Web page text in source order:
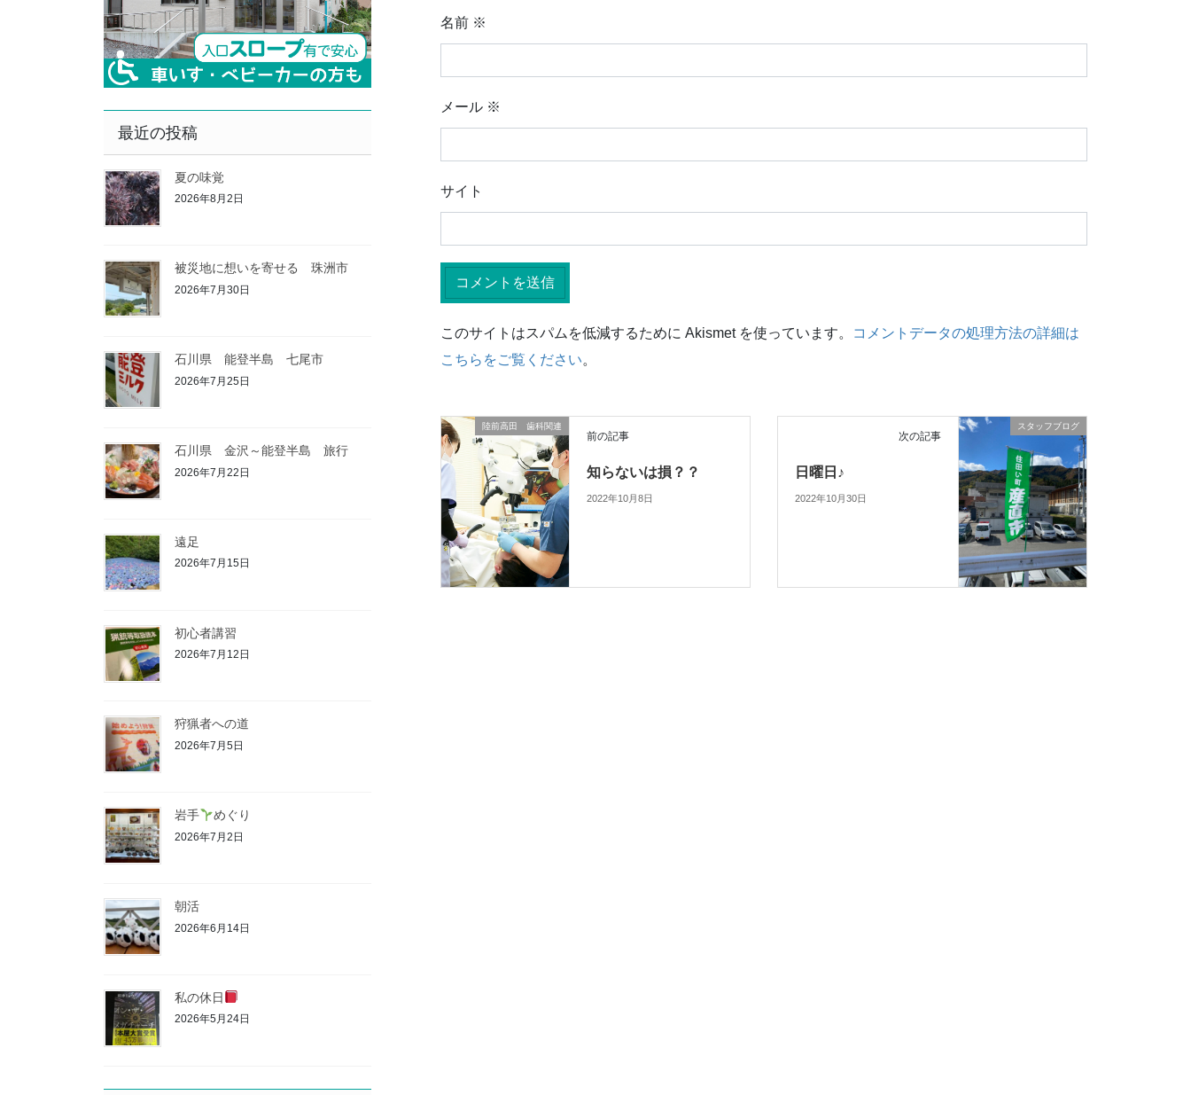
名前 ※
メール ※
サイト
このサイトはスパムを低減するために Akismet を使っています。
コメントデータの処理方法の詳細は
こちらをご覧ください。
陸前高田 歯科関連
前の記事
知らないは損？？
2022年10月8日
スタッフブログ
次の記事
日曜日♪
2022年10月30日
最近の投稿
夏の味覚
2026年8月2日
被災地に想いを寄せる 珠洲市
2026年7月30日
石川県 能登半島 七尾市
2026年7月25日
石川県 金沢～能登半島 旅行
2026年7月22日
遠足
2026年7月15日
初心者講習
2026年7月12日
狩猟者への道
2026年7月5日
岩手 めぐり
2026年7月2日
朝活
2026年6月14日
私の休日
2026年5月24日